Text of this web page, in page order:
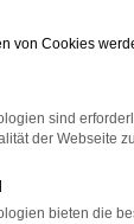
bereits um
in
ist jetzt der
dieses
von Cookies
sind
der Webseite
bieten die